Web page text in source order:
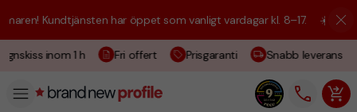
Kundtjänsten har öppet som vanligt vardagar kl. 8–17. ☀️ Vi är här
inom 1 h Fri offert Prisgaranti Snabb leverans